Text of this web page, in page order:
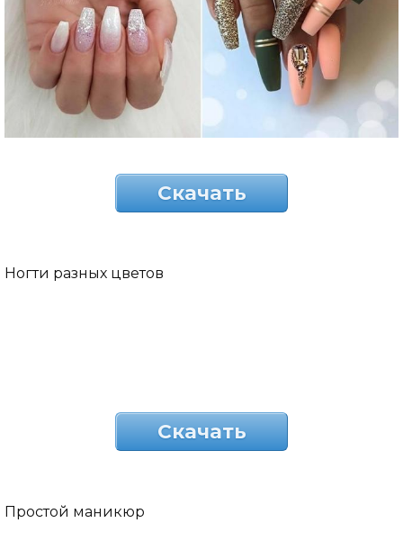
Скачать
Ногти разных цветов
Скачать
Простой маникюр